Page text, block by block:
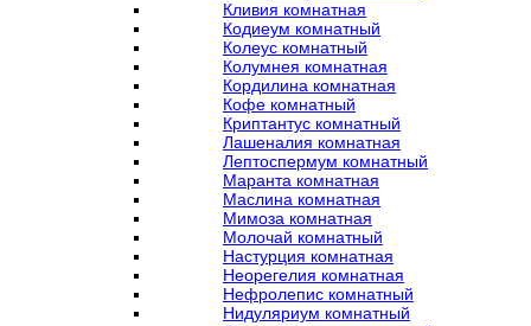
Кливия комнатная
Кодиеум комнатный
Колеус комнатный
Колумнея комнатная
Кордилина комнатная
Кофе комнатный
Криптантус комнатный
Лашеналия комнатная
Лептоспермум комнатный
Маранта комнатная
Маслина комнатная
Мимоза комнатная
Молочай комнатный
Настурция комнатная
Неорегелия комнатная
Нефролепис комнатный
Нидуляриум комнатный